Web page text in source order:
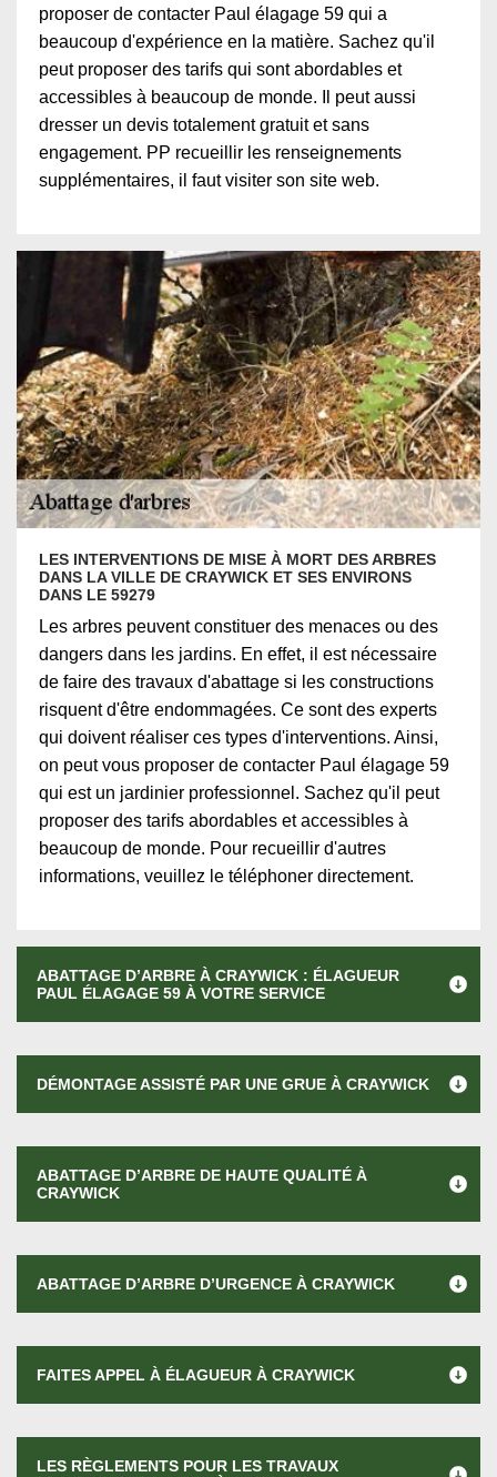
proposer de contacter Paul élagage 59 qui a
beaucoup d'expérience en la matière. Sachez qu'il
peut proposer des tarifs qui sont abordables et
accessibles à beaucoup de monde. Il peut aussi
dresser un devis totalement gratuit et sans
engagement. PP recueillir les renseignements
supplémentaires, il faut visiter son site web.
LES INTERVENTIONS DE MISE À MORT DES ARBRES
DANS LA VILLE DE CRAYWICK ET SES ENVIRONS
DANS LE 59279
Les arbres peuvent constituer des menaces ou des
dangers dans les jardins. En effet, il est nécessaire
de faire des travaux d'abattage si les constructions
risquent d'être endommagées. Ce sont des experts
qui doivent réaliser ces types d'interventions. Ainsi,
on peut vous proposer de contacter Paul élagage 59
qui est un jardinier professionnel. Sachez qu'il peut
proposer des tarifs abordables et accessibles à
beaucoup de monde. Pour recueillir d'autres
informations, veuillez le téléphoner directement.
ABATTAGE D’ARBRE À CRAYWICK : ÉLAGUEUR
PAUL ÉLAGAGE 59 À VOTRE SERVICE
DÉMONTAGE ASSISTÉ PAR UNE GRUE À CRAYWICK
ABATTAGE D’ARBRE DE HAUTE QUALITÉ À
CRAYWICK
ABATTAGE D’ARBRE D’URGENCE À CRAYWICK
FAITES APPEL À ÉLAGUEUR À CRAYWICK
LES RÈGLEMENTS POUR LES TRAVAUX